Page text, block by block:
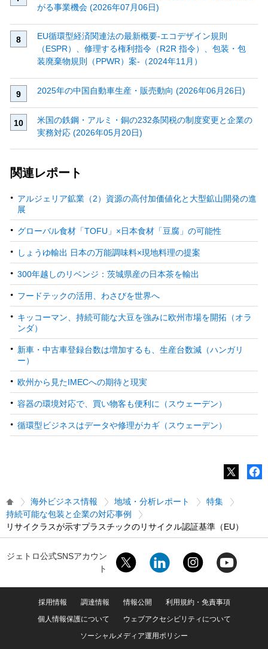
がる事業機会 (2026年07月06日)
EU循環型経済関連法の最新概要‐エコデザイン規則
（ESPR）、修理する権利指令（R2R 指令）、包装・包
装廃棄物規則（PPWR）案‐（2024年11月）
2025年の中国自動車生産・販売動向 (2026年06月26日)
米国の鉄鋼・アルミ・銅の232条関税の制度変更と企業の
実務対応 (2026年05月20日)
関連レポート
アルジェリア鉱業（2）資源の高付加価値化と大型鉱山開発の進
展
グローバル食材「TOFU」×日本食材「豆腐」の可能性
しょうゆ輸出 日本の万能調味料×現地料理の提案
300年越しのリベンジ：茨城県産の日本茶を輸出
フードテックの活用、わさびを世界へ
キッコーマン、持続可能な大豆を強みに欧州市場を開拓（オラ
ンダ）
新車・中古車登録台数は増加するも、生産台数減（ハンガリ
ー）
欧州から見たIMECへの期待と現実
容器の環境対応で、買い物客も便利に（スウェーデン）
循環型ビジネスはデータや修理がカギ（スウェーデン）
海外ビジネス情報 地域・分析レポート
特集
持続可能な包装と企業の対応事例
リサイクラスが示すプラスチックのリサイクル認証基準（EU）
ジェトロ公式SNSアカウン
ト
採用情報 調達情報 情報公開
利用規約・免責事項
個人情報保護について
ウェブアクセシビリティについて
ソーシャルメディア運用ポリシー